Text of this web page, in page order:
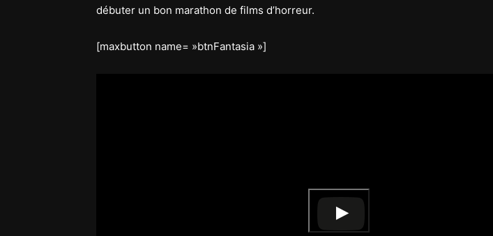
débuter un bon marathon de films d’horreur.
[maxbutton name= »btnFantasia »]